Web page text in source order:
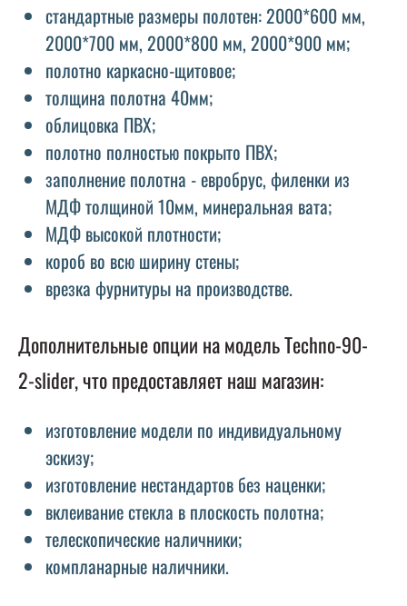
стандартные размеры полотен: 2000*600 мм,
2000*700 мм, 2000*800 мм, 2000*900 мм;
полотно каркасно-щитовое;
толщина полотна 40мм;
облицовка ПВХ;
полотно полностью покрыто ПВХ;
заполнение полотна - евробрус, филенки из
МДФ толщиной 10мм, минеральная вата;
МДФ высокой плотности;
короб во всю ширину стены;
врезка фурнитуры на производстве.
Дополнительные опции на модель Techno-90-
2-slider, что предоставляет наш магазин:
изготовление модели по индивидуальному
эскизу;
изготовление нестандартов без наценки;
вклеивание стекла в плоскость полотна;
телескопические наличники;
компланарные наличники.